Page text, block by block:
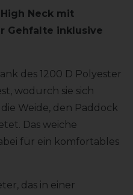
Neck mit
Gehfalte inklusive
des 1200 D Polyester
wodurch sie sich
Weide, den Paddock
Das weiche
für ein komfortables
das in einer